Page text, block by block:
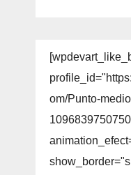
om/Punto-